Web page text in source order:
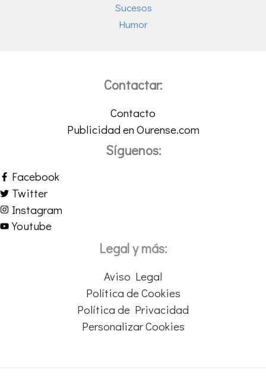
Sucesos
Humor
Contactar:
Contacto
Publicidad en Ourense.com
Síguenos:
Facebook
Twitter
Instagram
Youtube
Legal y más:
Aviso Legal
Política de Cookies
Política de Privacidad
Personalizar Cookies